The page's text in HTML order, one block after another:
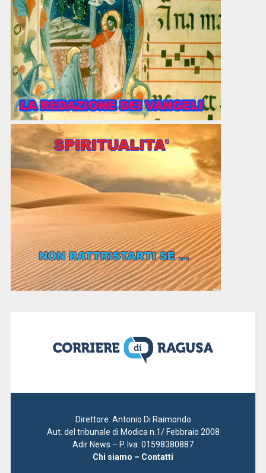
Direttore: Antonio Di Raimondo
Aut. del tribunale di Modica n.1/ Febbraio 2008
Adir News – P. Iva: 01598380887
Chi siamo – Contatti